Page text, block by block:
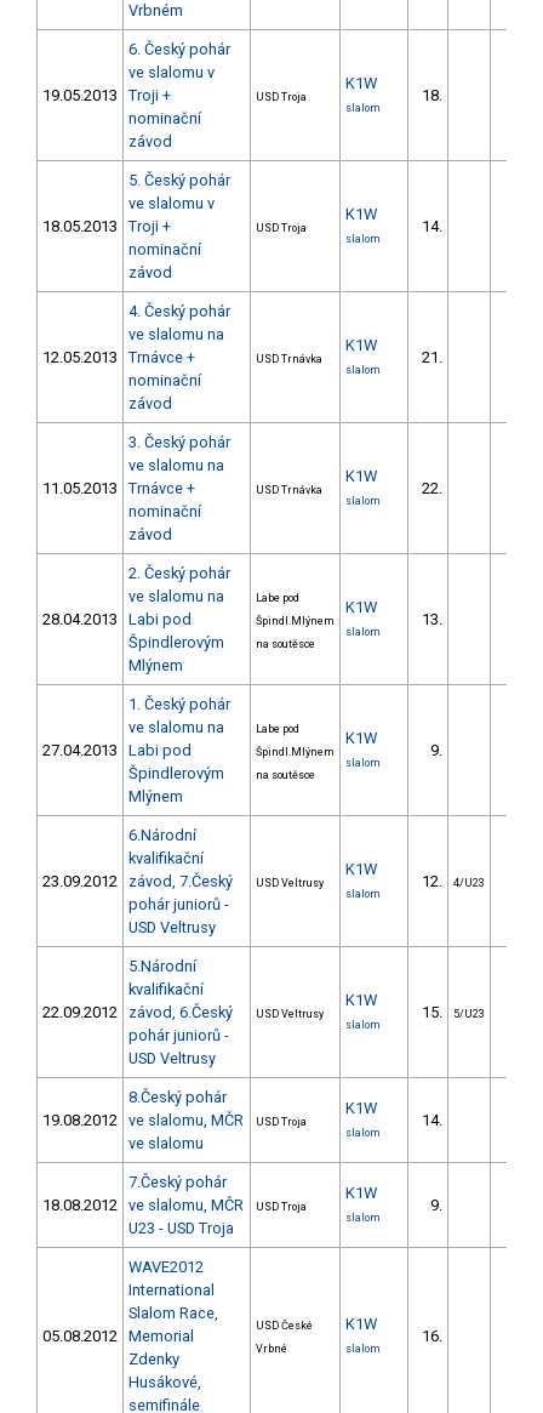
Vrbném
19.05.2013
6. Český pohár
ve slalomu v
Troji +
nominační
závod
USD Troja
K1W
slalom
18.
18.05.2013
5. Český pohár
ve slalomu v
Troji +
nominační
závod
USD Troja
K1W
slalom
14.
12.05.2013
4. Český pohár
ve slalomu na
Trnávce +
nominační
závod
USD Trnávka
K1W
slalom
21.
11.05.2013
3. Český pohár
ve slalomu na
Trnávce +
nominační
závod
USD Trnávka
K1W
slalom
22.
28.04.2013
2. Český pohár
ve slalomu na
Labi pod
Špindlerovým
Mlýnem
Labe pod
Špindl.Mlýnem
na soutěsce
K1W
slalom
13.
27.04.2013
1. Český pohár
ve slalomu na
Labi pod
Špindlerovým
Mlýnem
Labe pod
Špindl.Mlýnem
na soutěsce
K1W
slalom
9.
23.09.2012
6.Národní
kvalifikační
závod, 7.Český
pohár juniorů -
USD Veltrusy
USD Veltrusy
K1W
slalom
12. 4/U23
22.09.2012
5.Národní
kvalifikační
závod, 6.Český
pohár juniorů -
USD Veltrusy
USD Veltrusy
K1W
slalom
15. 5/U23
19.08.2012
8.Český pohár
ve slalomu, MČR
ve slalomu
USD Troja
K1W
slalom
14.
18.08.2012
7.Český pohár
ve slalomu, MČR
U23 - USD Troja
USD Troja
K1W
slalom
9.
05.08.2012
WAVE2012
International
Slalom Race,
Memorial
Zdenky
Husákové,
semifinále
USD České
Vrbné
K1W
slalom
16.